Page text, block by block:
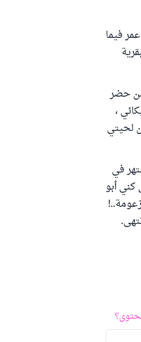
فيما
حضر
،
لحيتي
في
أبو